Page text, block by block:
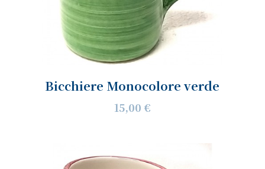
Bicchiere Monocolore verde
15,00 €